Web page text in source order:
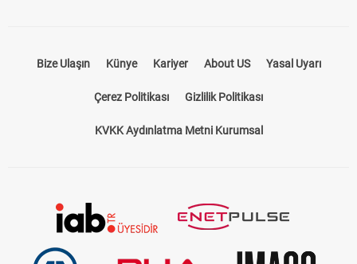
Bize Ulaşın Künye Kariyer About US Yasal Uyarı
Çerez Politikası Gizlilik Politikası
KVKK Aydınlatma Metni Kurumsal